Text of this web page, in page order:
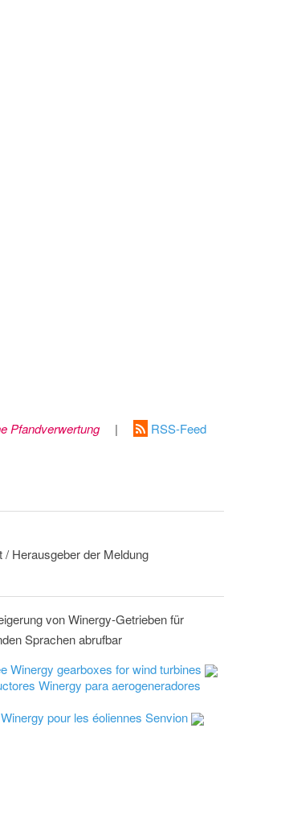
Pfandverwertung |
RSS-Feed
Herausgeber der Meldung
von Winergy-Getrieben für
Sprachen abrufbar
Winergy gearboxes for wind turbines
Winergy para aerogeneradores
pour les éoliennes Senvion